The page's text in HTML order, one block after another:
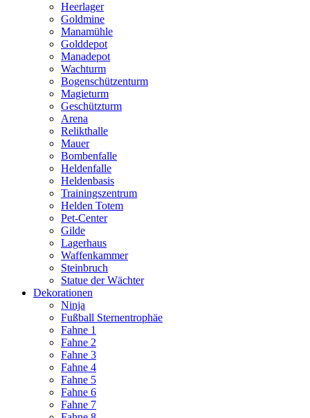
Heerlager
Goldmine
Manamühle
Golddepot
Manadepot
Wachturm
Bogenschützenturm
Magieturm
Geschützturm
Arena
Relikthalle
Mauer
Bombenfalle
Heldenfalle
Heldenbasis
Trainingszentrum
Helden Totem
Pet-Center
Gilde
Lagerhaus
Waffenkammer
Steinbruch
Statue der Wächter
Dekorationen
Ninja
Fußball Sternentrophäe
Fahne 1
Fahne 2
Fahne 3
Fahne 4
Fahne 5
Fahne 6
Fahne 7